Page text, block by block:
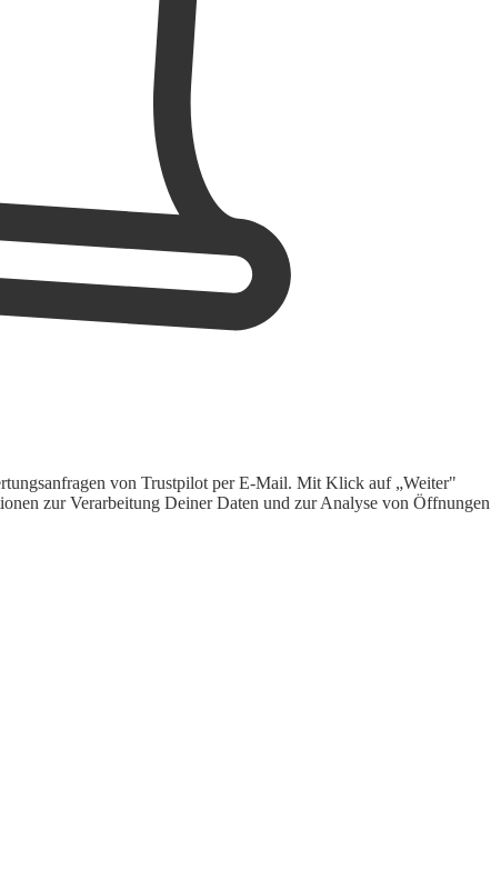
von Trustpilot per E-Mail. Mit Klick auf „Weiter"
zur Verarbeitung Deiner Daten und zur Analyse von Öffnungen